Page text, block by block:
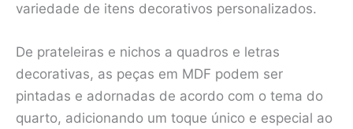
variedade de itens decorativos personalizados.
De prateleiras e nichos a quadros e letras
decorativas, as peças em MDF podem ser
pintadas e adornadas de acordo com o tema do
quarto, adicionando um toque único e especial ao